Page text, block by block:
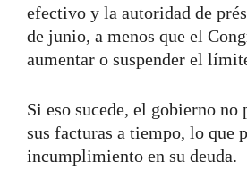
efectivo y la autoridad de
de junio, a menos que el
aumentar o suspender el
Si eso sucede, el gobierno no
sus facturas a tiempo, lo que
incumplimiento en su deuda.